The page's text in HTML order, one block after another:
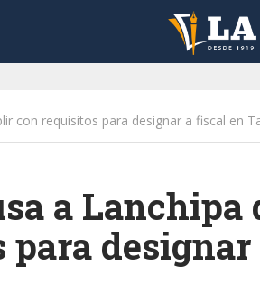
con requisitos para designar a fiscal en
a